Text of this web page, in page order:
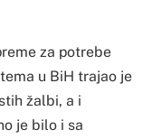
za potrebe
u BiH trajao je
žalbi, a i
je bilo i sa